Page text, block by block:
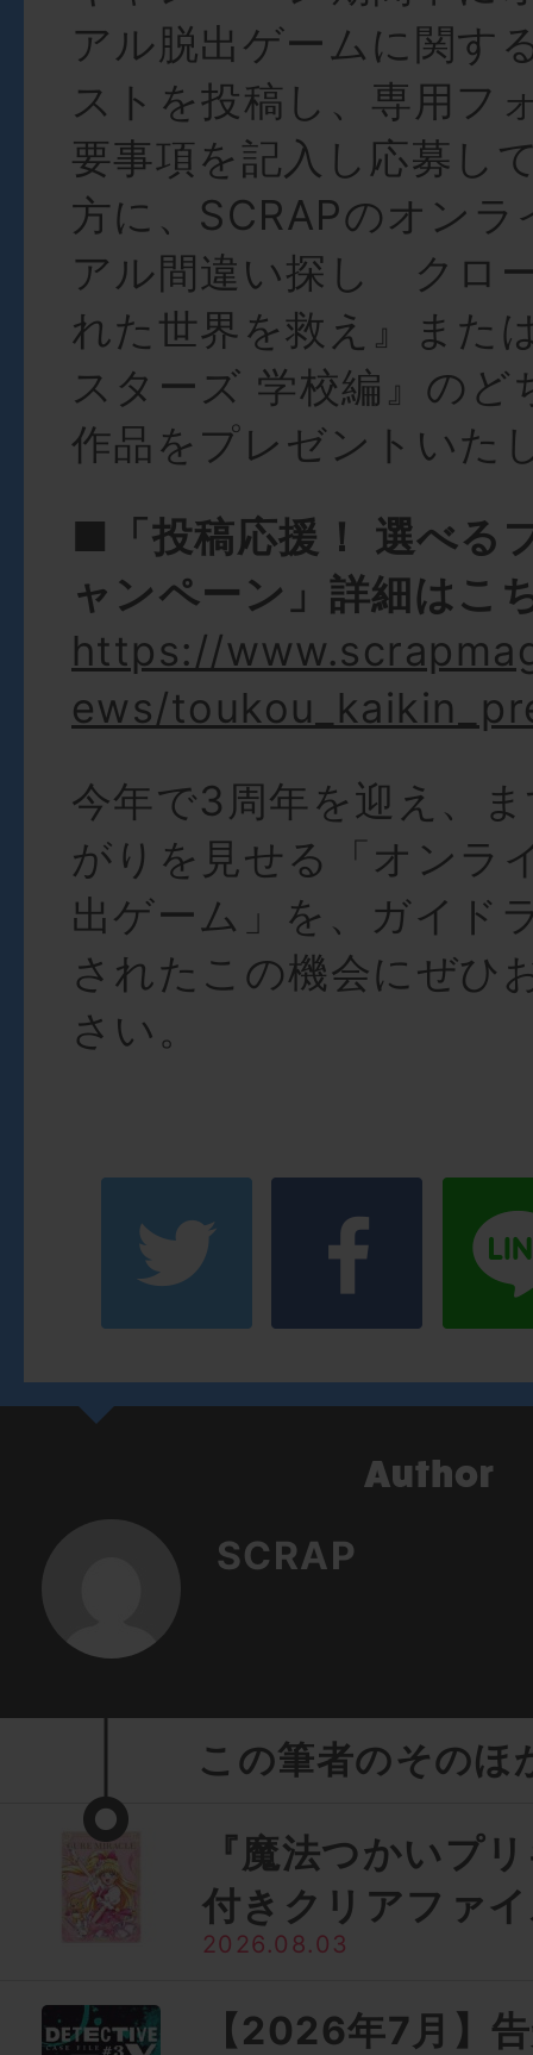
アル脱出ゲームに関す
ストを投稿し、専用フ
要事項を記入し応募し
方に、SCRAPのオンラ
アル間違い探し クロ
れた世界を救え』また
スターズ 学校編』のど
作品をプレゼントいた
■「投稿応援！ 選べる
ャンペーン」詳細はこ
https://
ews/
今年で3周年を迎え、
がりを見せる「オンラ
出ゲーム」を、ガイド
されたこの機会にぜひ
さい。
SCRAP
この筆者のそのほ
『魔法つかいプ
付きクリアファ
2026.08.03
【2026年7月】